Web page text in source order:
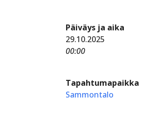
Päiväys ja aika
29.10.2025
00:00
Tapahtumapaikka
Sammontalo